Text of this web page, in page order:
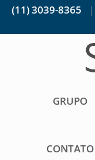
(11) 3039-8365 |
GRUPO
CONTATO